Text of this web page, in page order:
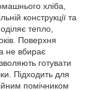
хліба,
конструкції та
тепло,
Поверхня
не вбирає
готувати
Підходить для
помічником